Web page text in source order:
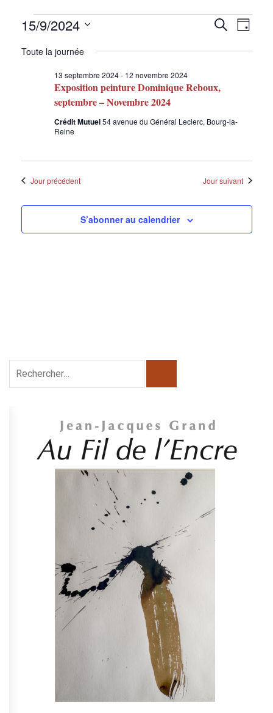
Évènements
for
septembre
2024
Recherche
Évènements
Recherche
vues
Jour
15/9/2024
une
Toute la journée
Exposition peinture Dominique Reboux,
septembre – Novembre 2024
13 septembre 2024- 12 novembre 2024
Crédit Mutuel54 avenue du Général Leclerc, Bourg-la-
Reine
Jour précédent Jour suivant
S’abonner au calendrier